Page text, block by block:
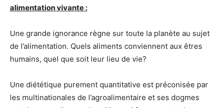
alimentation vivante :
Une grande ignorance règne sur toute la planète au sujet
de l’alimentation. Quels aliments conviennent aux êtres
humains, quel que soit leur lieu de vie?
Une diététique purement quantitative est préconisée par
les multinationales de l’agroalimentaire et ses dogmes